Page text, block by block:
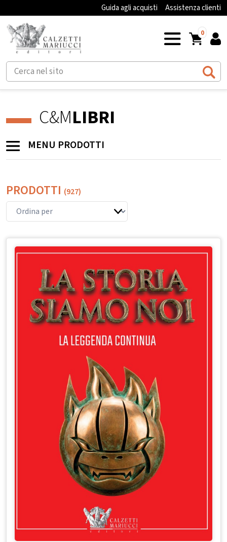
Guida agli acquisti Assistenza clienti
0
C&MLIBRI
MENU PRODOTTI
PRODOTTI (927)